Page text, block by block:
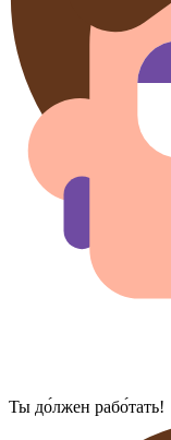
Ты до́лжен рабо́тать!